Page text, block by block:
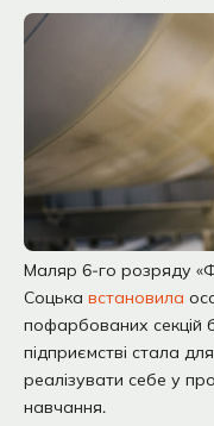
Маляр 6-го розряду
Соцька встановила
пофарбованих секцій
підприємстві стала
реалізувати себе у
навчання.